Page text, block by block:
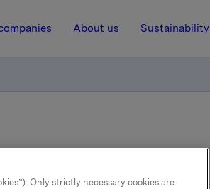
About us Sustainability
13:26Only strictly necessary cookies are